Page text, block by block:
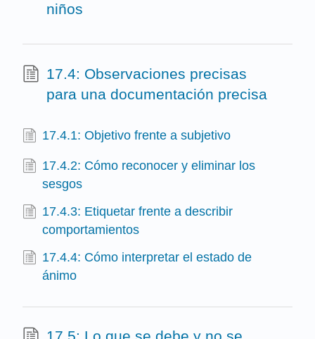
niños
17.4: Observaciones precisas
para una documentación precisa
17.4.1: Objetivo frente a subjetivo
17.4.2: Cómo reconocer y eliminar los
sesgos
17.4.3: Etiquetar frente a describir
comportamientos
17.4.4: Cómo interpretar el estado de
ánimo